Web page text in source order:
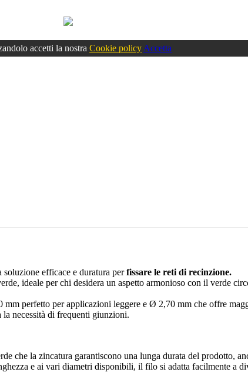
accetti la nostra Cookie policy Accetta
soluzione efficace e duratura perfissare le reti di recinzione.
ideale per chi desidera un aspetto armonioso con il verde
mm perfetto per applicazioni leggere e Ø 2,70 mm che offre
necessità di frequenti giunzioni.
che la zincatura garantiscono una lunga durata del prodotto,
e ai vari diametri disponibili, il filo si adatta facilmente a